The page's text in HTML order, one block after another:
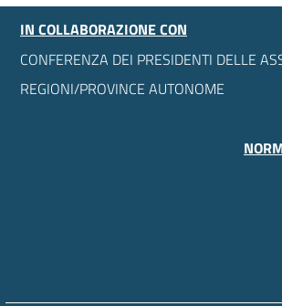
IN COLLABORAZIONE CON
CONFERENZA DEI PRESIDENTI DELLE
REGIONI/PROVINCE AUTONOME